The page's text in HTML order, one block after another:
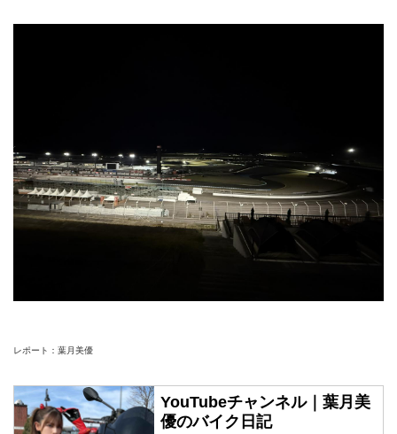
レポート：葉月美優
YouTubeチャンネル｜葉月美
優のバイク日記